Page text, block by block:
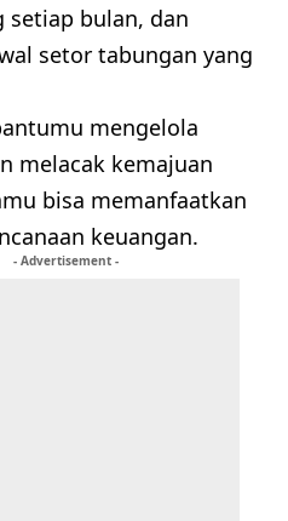
setiap bulan, dan
setor tabungan yang
mengelola
melacak kemajuan
bisa memanfaatkan
keuangan.
- Advertisement -